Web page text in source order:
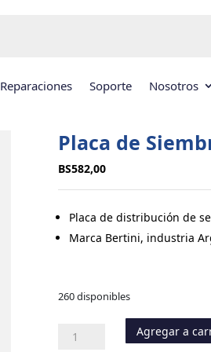
Reparaciones Soporte Nosotros
Placa de
BS582,00
Placa de distribución de
Marca Bertini, industria
260 disponibles
Placa
Agregar a